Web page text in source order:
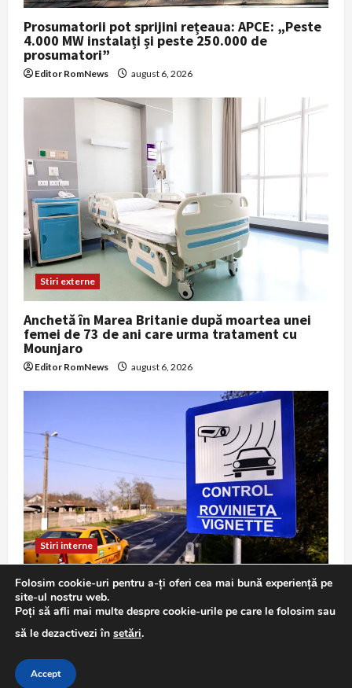
Prosumatorii pot sprijini rețeaua: APCE: „Peste
4.000 MW instalați și peste 250.000 de
prosumatori”
Editor RomNews august 6, 2026
Stiri externe
Anchetă în Marea Britanie după moartea unei
femei de 73 de ani care urma tratament cu
Mounjaro
Editor RomNews august 6, 2026
Stiri interne
Atenție, șoferi: roviniete vândute cu adaosuri
mari pe un portal din Ungaria, avertizează
CNAIR
Editor RomNews august 6, 2026
Folosim cookie-uri pentru a-ți oferi cea mai bună experiență pe
site-ul nostru web.
Poți să afli mai multe despre cookie-urile pe care le folosim sau
să le dezactivezi în setări.
Accept